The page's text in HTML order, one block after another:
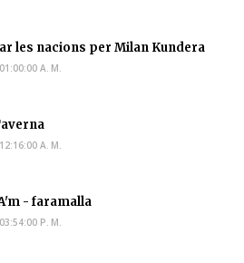
les nacions per Milan Kundera
A. M.
A. M.
- faramalla
P. M.